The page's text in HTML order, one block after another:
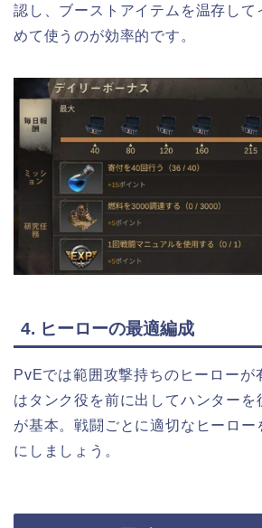
認し、ブーストアイテムを温存して
めて使うのが効率的です。
4. ヒーローの最適編成
PvEでは範囲攻撃持ちのヒーローが
はタンク役を前に出してハンターを
が基本。戦闘ごとに適切なヒーロー
にしましょう。